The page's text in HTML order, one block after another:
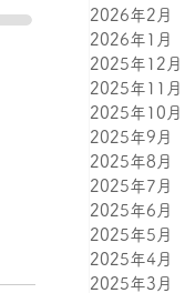
2026年2月
2026年1月
2025年12月
2025年11月
2025年10月
2025年9月
2025年8月
2025年7月
2025年6月
2025年5月
2025年4月
2025年3月